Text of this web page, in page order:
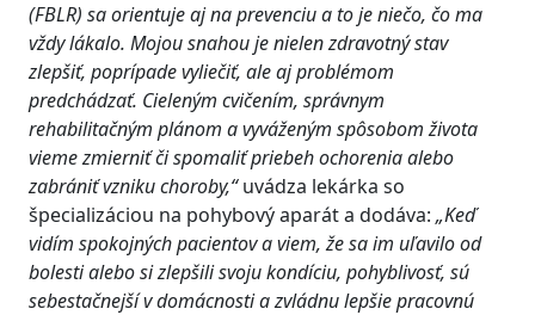
(FBLR) sa orientuje aj na prevenciu a to je niečo, čo ma
vždy lákalo. Mojou snahouje nielenzdravotný stav
zlepšiť, poprípade vyliečiť, ale ajproblémom
predchádzať. Cieleným cvičením, správnym
rehabilitačným plánom a vyváženým spôsobom života
vieme zmierniť či spomaliť priebeh ochorenia alebo
zabrániť vzniku choroby,“uvádza lekárka so
špecializáciou na pohybový aparát a dodáva: „Keď
vidím spokojných pacientov a viem, že sa im uľavilo od
bolesti alebo si zlepšili svoju kondíciu, pohyblivosť, sú
sebestačnejší v domácnosti a zvládnu lepšie pracovnú